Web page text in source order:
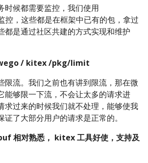
时候都需要监控，我们使用
控，这些都是在框架中已有的包，拿过
都是通过社区共建的方式实现和维护
/ kitex/pkg/limit
限流。我们之前也有讲到限流，那在微
能够限一下流，不会让太多的请求进
求过来的时候我们就不处理，能够使我
了大部分用户的请求是正常的。
相对熟悉， kitex工具好使，支持及